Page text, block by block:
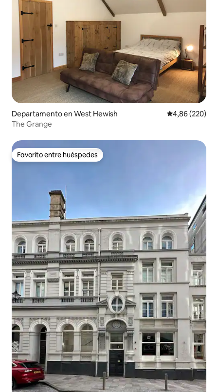
Departamento en West Hewish Calificación
4,86 (220)
The Grange
Favorito entre huéspedes
Favorito entre huéspedes